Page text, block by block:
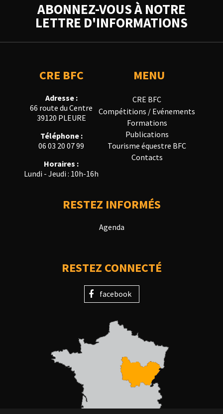
ABONNEZ-VOUS À NOTRE
LETTRE D'INFORMATIONS
CRE BFC
Adresse :
66 route du Centre
39120 PLEURE
Téléphone :
06 03 20 07 99
Horaires :
Lundi - Jeudi : 10h-16h
MENU
CRE BFC
Compétitions / Evénements
Formations
Publications
Tourisme équestre BFC
Contacts
RESTEZ INFORMÉS
Agenda
RESTEZ CONNECTÉ
facebook